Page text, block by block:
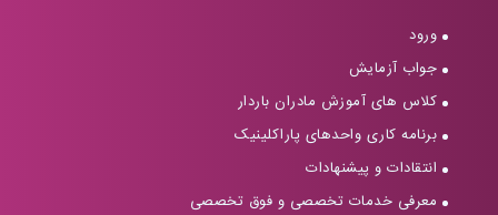
ورود
جواب آزمایش
کلاس های آموزش مادران باردار
برنامه کاری واحدهای پاراکلینیک
انتقادات و پیشنهادات
معرفی خدمات تخصصی و فوق تخصصی